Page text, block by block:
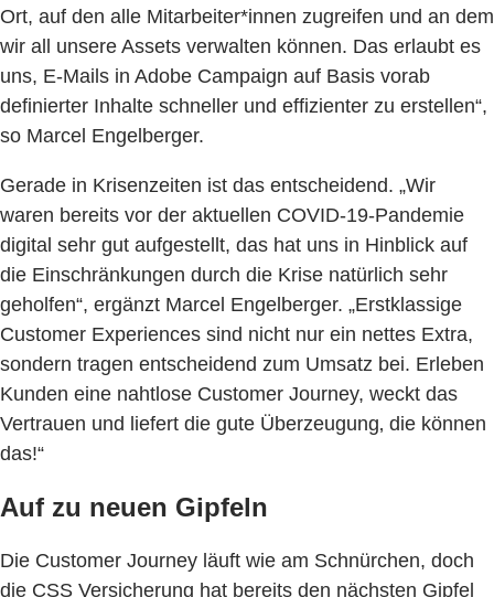
Ort, auf den alle Mitarbeiter*innen zugreifen und an dem
wir all unsere Assets verwalten können. Das erlaubt es
uns, E-Mails in Adobe Campaign auf Basis vorab
definierter Inhalte schneller und effizienter zu erstellen“,
so Marcel Engelberger.
Gerade in Krisenzeiten ist das entscheidend. „Wir
waren bereits vor der aktuellen COVID-19-Pandemie
digital sehr gut aufgestellt, das hat uns in Hinblick auf
die Einschränkungen durch die Krise natürlich sehr
geholfen“, ergänzt Marcel Engelberger. „Erstklassige
Customer Experiences sind nicht nur ein nettes Extra,
sondern tragen entscheidend zum Umsatz bei. Erleben
Kunden eine nahtlose Customer Journey, weckt das
Vertrauen und liefert die gute Überzeugung‚ die können
das!“
Auf zu neuen Gipfeln
Die Customer Journey läuft wie am Schnürchen, doch
die CSS Versicherung hat bereits den nächsten Gipfel